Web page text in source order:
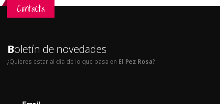
Contacta
Boletín de novedades
¿Quieres estar al día de lo que pasa en El Pez Rosa?